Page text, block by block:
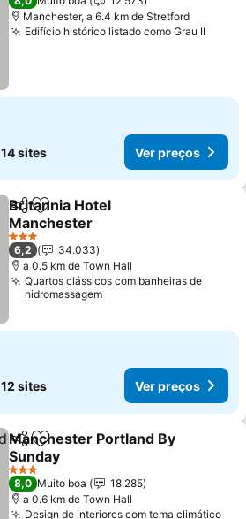
Manchester, a 6.4 km de Stretford
Edifício histórico listado como Grau II
14 sites Ver preços
PartilharAdicionar aos favoritos
Britannia Hotel
Manchester
3 Estrelas
6,2
34.033
a 0.5 km de Town Hall
Quartos clássicos com banheiras de
hidromassagem
12 sites Ver preços
PartilharAdicionar aos favoritos
Manchester Portland By
Sunday
3 Estrelas
8,0 Muito boa
18.285
a 0.6 km de Town Hall
Design de interiores com tema climático